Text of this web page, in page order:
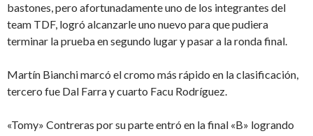
bastones, pero afortunadamente uno de los integrantes del
team TDF, logró alcanzarle uno nuevo para que pudiera
terminar la prueba en segundo lugar y pasar a la ronda final.
Martín Bianchi marcó el cromo más rápido en la clasificación,
tercero fue Dal Farra y cuarto Facu Rodríguez.
«Tomy» Contreras por su parte entró en la final «B» logrando